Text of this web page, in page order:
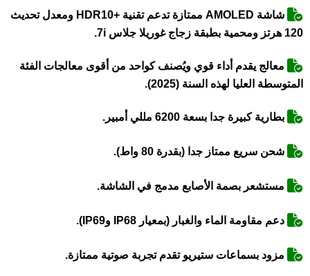
شاشة AMOLED ممتازة تدعم تقنية +HDR10 ومعدل تحديث
120 هرتز ومحمية بطبقة زجاج غوريلا جلاس 7i.
معالج يقدم أداء قوي ويُصنف كواحد من أقوى معالجات الفئة
المتوسطة العليا لهذه السنة (2025).
بطارية كبيرة جدا بسعة 6200 مللي أمبير.
شحن سريع ممتاز جدا (بقدرة 80 واط).
مستشعر بصمة الأصابع مدمج في الشاشة.
دعم مقاومة الماء والغبار (بمعيار IP68 وIP69).
مزود بسماعات ستيريو تقدم تجربة صوتية ممتازة.